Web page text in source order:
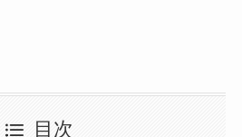
目次